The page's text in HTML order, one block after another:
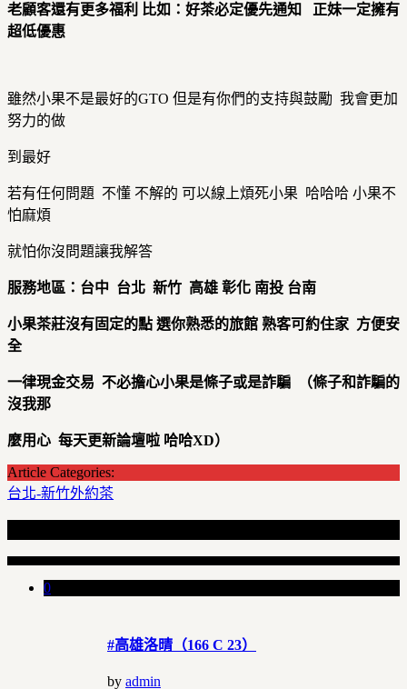
老顧客還有更多福利 比如：好茶必定優先通知 正妹一定擁有
超低優惠
雖然小果不是最好的GTO 但是有你們的支持與鼓勵 我會更加
努力的做
到最好
若有任何問題 不懂 不解的 可以線上煩死小果 哈哈哈 小果不
怕麻煩
就怕你沒問題讓我解答
服務地區：台中 台北 新竹 高雄 彰化 南投 台南
小果茶莊沒有固定的點 選你熟悉的旅館 熟客可約住家 方便安
全
一律現金交易 不必擔心小果是條子或是詐騙
（條子和詐騙的
沒我那
麼用心 每天更新論壇啦 哈哈XD）
Article Categories:
台北-新竹外約茶
0
#高雄洛晴（166 C 23）
by admin